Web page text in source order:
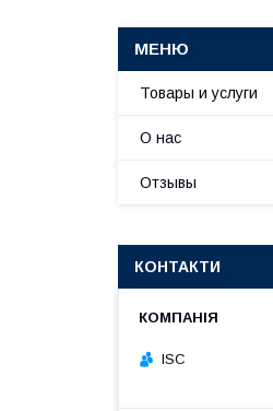
Товары и услуги
О нас
Отзывы
КОНТАКТИ
ISC